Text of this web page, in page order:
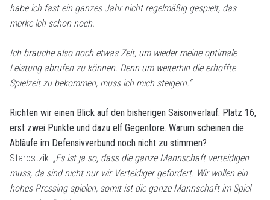
habe ich fast ein ganzes Jahr nicht regelmäßig gespielt, das
merke ich schon noch.
Ich brauche also noch etwas Zeit, um wieder meine optimale
Leistung abrufen zu können. Denn um weiterhin die erhoffte
Spielzeit zu bekommen, muss ich mich steigern.“
Richten wir einen Blick auf den bisherigen Saisonverlauf. Platz 16,
erst zwei Punkte und dazu elf Gegentore. Warum scheinen die
Abläufe im Defensivverbund noch nicht zu stimmen?
Starostzik: „Es ist ja so, dass die ganze Mannschaft verteidigen
muss, da sind nicht nur wir Verteidiger gefordert. Wir wollen ein
hohes Pressing spielen, somit ist die ganze Mannschaft im Spiel